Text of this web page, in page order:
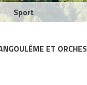
Sport
ET